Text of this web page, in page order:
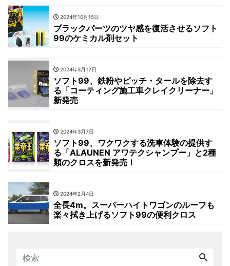
2024年10月15日
ブラックパーツのツヤ感を復活させるソフト
99のケミカル剤セット
2024年3月12日
ソフト99、鉄粉やピッチ・タールを除去す
る「コーティング施工車クレイクリーナー」
新発売
2024年3月7日
ソフト99、ワクワクする洗車体験の提供す
る「ALAUNEN アワテクシャンプー」と2種
類のクロスを新発売！
2024年2月4日
全長4m。スーパーハイトワゴンのルーフも
楽々拭き上げるソフト99の便利クロス